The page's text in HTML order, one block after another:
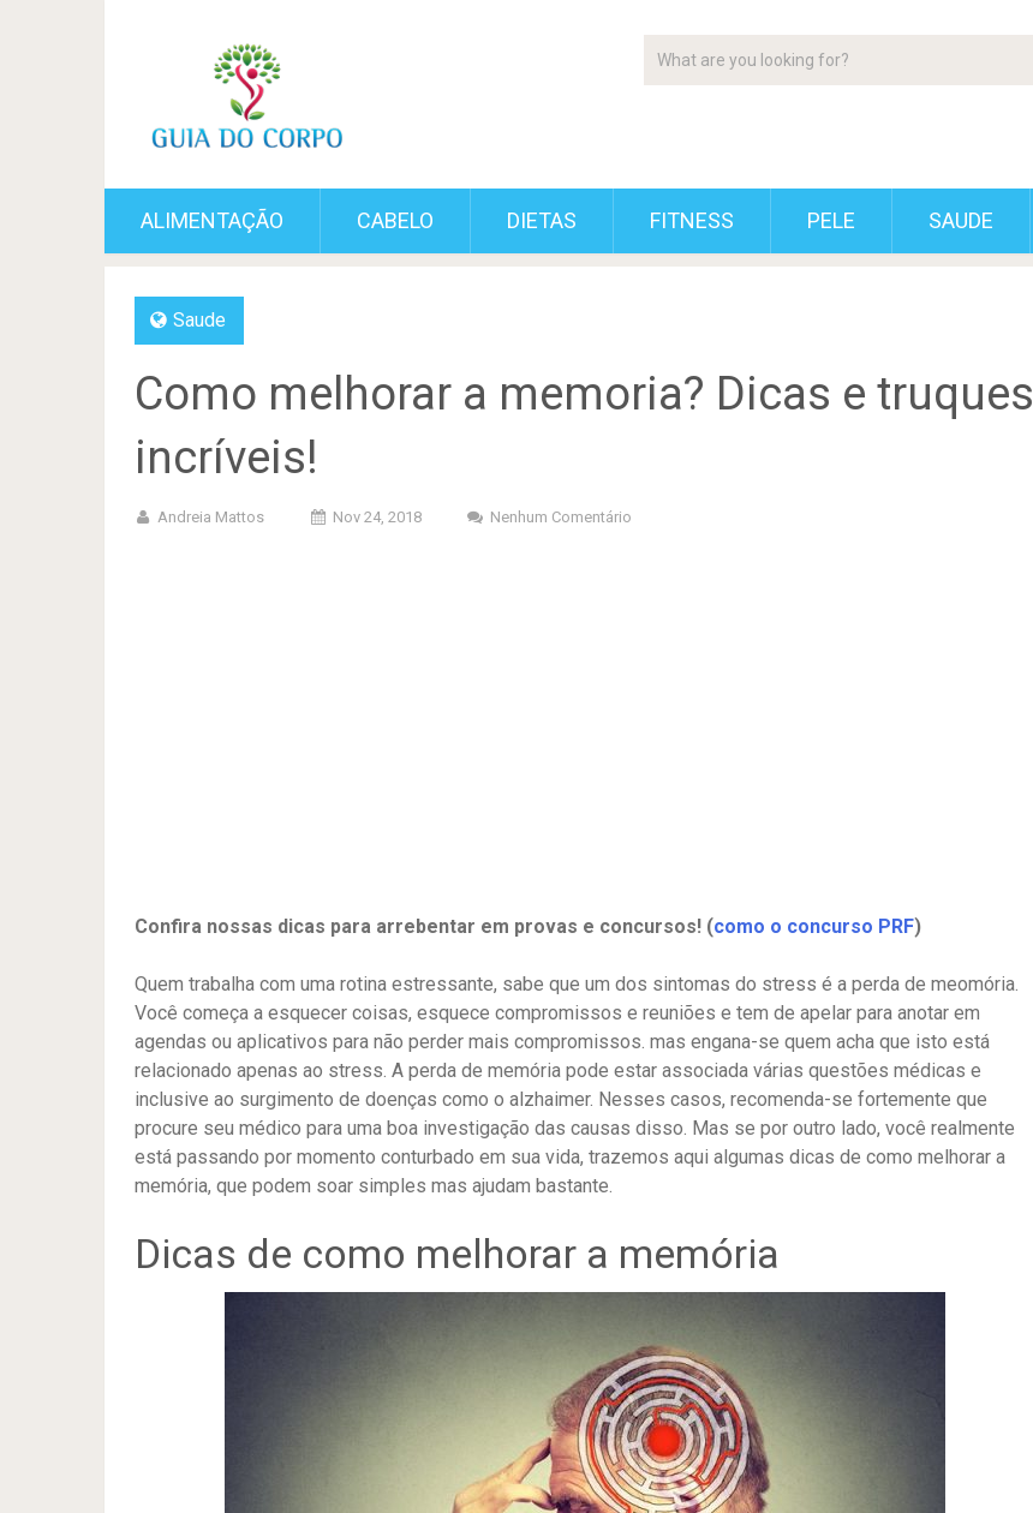
ALIMENTAÇÃO CABELO DIETAS FITNESS PELE SAUDE
Saude
Como melhorar a memoria? Dicas e truques
incríveis!
Andreia Mattos Nov 24, 2018 Nenhum Comentário
Confira nossas dicas para arrebentar em provas e concursos! (como o concurso PRF)
Quem trabalha com uma rotina estressante, sabe que um dos sintomas do stress é a perda de meomória.
Você começa a esquecer coisas, esquece compromissos e reuniões e tem de apelar para anotar em
agendas ou aplicativos para não perder mais compromissos. mas engana-se quem acha que isto está
relacionado apenas ao stress. A perda de memória pode estar associada várias questões médicas e
inclusive ao surgimento de doenças como o alzhaimer. Nesses casos, recomenda-se fortemente que
procure seu médico para uma boa investigação das causas disso. Mas se por outro lado, você realmente
está passando por momento conturbado em sua vida, trazemos aqui algumas dicas de como melhorar a
memória, que podem soar simples mas ajudam bastante.
Dicas de como melhorar a memória